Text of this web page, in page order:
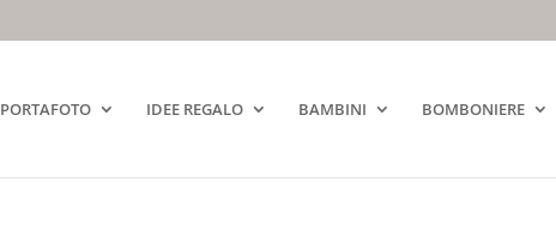
PORTAFOTO IDEE REGALO BAMBINI BOMBONIERE